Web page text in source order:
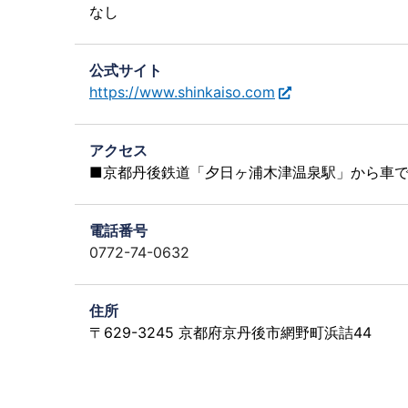
なし
公式サイト
https://www.shinkaiso.com
アクセス
■京都丹後鉄道「夕日ヶ浦木津温泉駅」から車
電話番号
0772-74-0632
住所
〒629-3245 京都府京丹後市網野町浜詰44